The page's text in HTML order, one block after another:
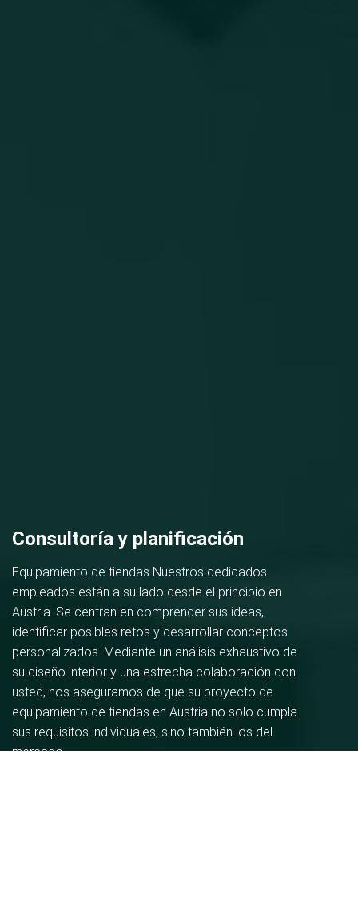
Consultoría y planificación
Equipamiento de tiendas Nuestros dedicados
empleados están a su lado desde el principio en
Austria. Se centran en comprender sus ideas,
identificar posibles retos y desarrollar conceptos
personalizados. Mediante un análisis exhaustivo de
su diseño interior y una estrecha colaboración con
usted, nos aseguramos de que su proyecto de
equipamiento de tiendas en Austria no solo cumpla
sus requisitos individuales, sino también los del
mercado.